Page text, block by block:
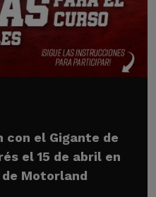
con el Gigante de
el 15 de abril en
Motorland